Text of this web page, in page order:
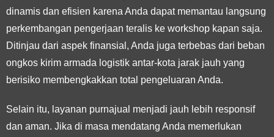
dinamis dan efisien karena Anda dapat memantau langsung
perkembangan pengerjaan teralis ke workshop kapan saja.
Ditinjau dari aspek finansial, Anda juga terbebas dari beban
ongkos kirim armada logistik antar-kota jarak jauh yang
berisiko membengkakkan total pengeluaran Anda.
Selain itu, layanan purnajual menjadi jauh lebih responsif
dan aman. Jika di masa mendatang Anda memerlukan